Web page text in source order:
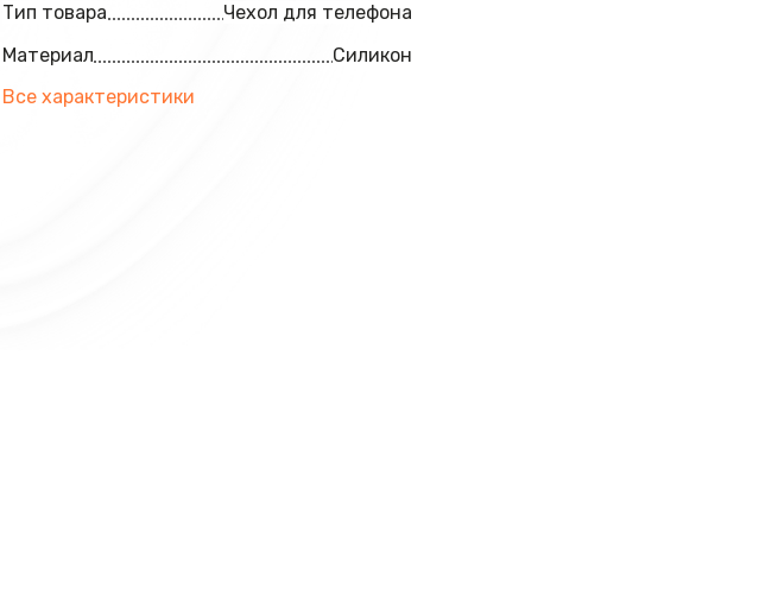
Тип товара
Чехол для телефона
Материал
Силикон
Все характеристики